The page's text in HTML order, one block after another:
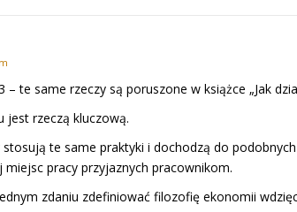
– te same rzeczy są poruszone w książce „Jak
jest rzeczą kluczową.
te same praktyki i dochodzą do
pracy przyjaznych pracownikom.
zdaniu zdefiniować filozofię ekonomii